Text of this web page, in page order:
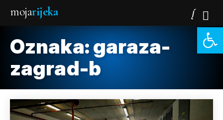
mojarijeka
Oznaka:garaza-
zagrad-b